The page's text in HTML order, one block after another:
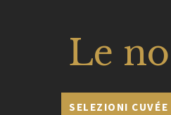
Le
SELEZIONI CUVÉE